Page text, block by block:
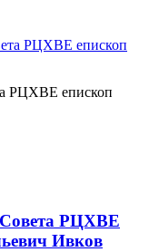
РЦХВЕ епископ
Совета РЦХВЕ
Ивков